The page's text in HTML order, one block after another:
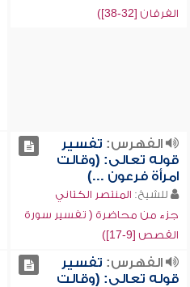
الفرقان [32-38])
الفهرس: تفسير
قوله تعالى: (وقالت
امرأة فرعون ...)
للشيخ: المنتصر الكتاني
جزء من محاضرة ( تفسير سورة
القصص [9-17])
الفهرس: تفسير
قوله تعالى: (وقالت